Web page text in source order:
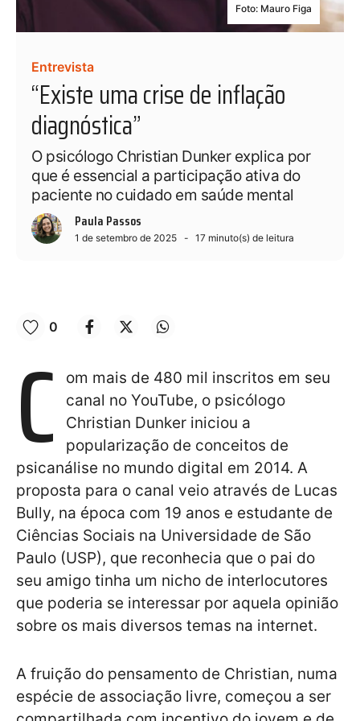
Foto: Mauro Figa
Entrevista
“Existe uma crise de inflação
diagnóstica”
O psicólogo Christian Dunker explica por
que é essencial a participação ativa do
paciente no cuidado em saúde mental
Paula Passos
1 de setembro de 2025 17 minuto(s) de leitura
0
C
om mais de 480 mil inscritos em seu
canal no YouTube, o psicólogo
Christian Dunker iniciou a
popularização de conceitos de
psicanálise no mundo digital em 2014. A
proposta para o canal veio através de Lucas
Bully, na época com 19 anos e estudante de
Ciências Sociais na Universidade de São
Paulo (USP), que reconhecia que o pai do
seu amigo tinha um nicho de interlocutores
que poderia se interessar por aquela opinião
sobre os mais diversos temas na internet.
A fruição do pensamento de Christian, numa
espécie de associação livre, começou a ser